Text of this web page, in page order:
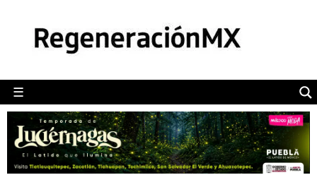
☰
POLÍTICA
CAMALEÓN
OPINIÓN
DEPORTES